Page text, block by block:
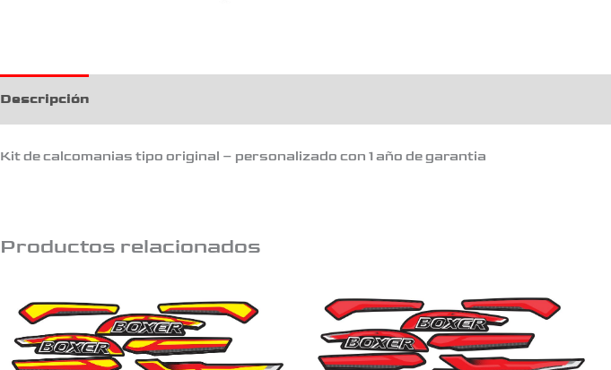
Descripción
Kit de calcomanias tipo original – personalizado con 1 año de garantia
Productos relacionados